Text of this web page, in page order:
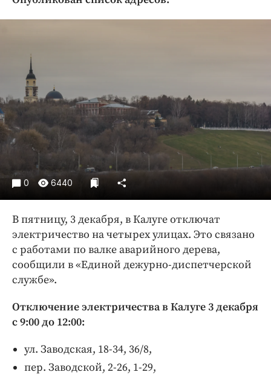
Погода
Праздники
Происшествия
Спорт
Экономика и бизнес
Блоги
Издания
Медиаперсона
Интересное чтиво
Бренд года
Работодатель года
0 6440
В пятницу, 3 декабря, в Калуге отключат
электричество на четырех улицах. Это связано
с работами по валке аварийного дерева,
сообщили в «Единой дежурно-диспетчерской
службе».
Отключение электричества в Калуге 3 декабря
с 9:00 до 12:00:
ул. Заводская, 18-34, 36/8,
пер. Заводской, 2-26, 1-29,